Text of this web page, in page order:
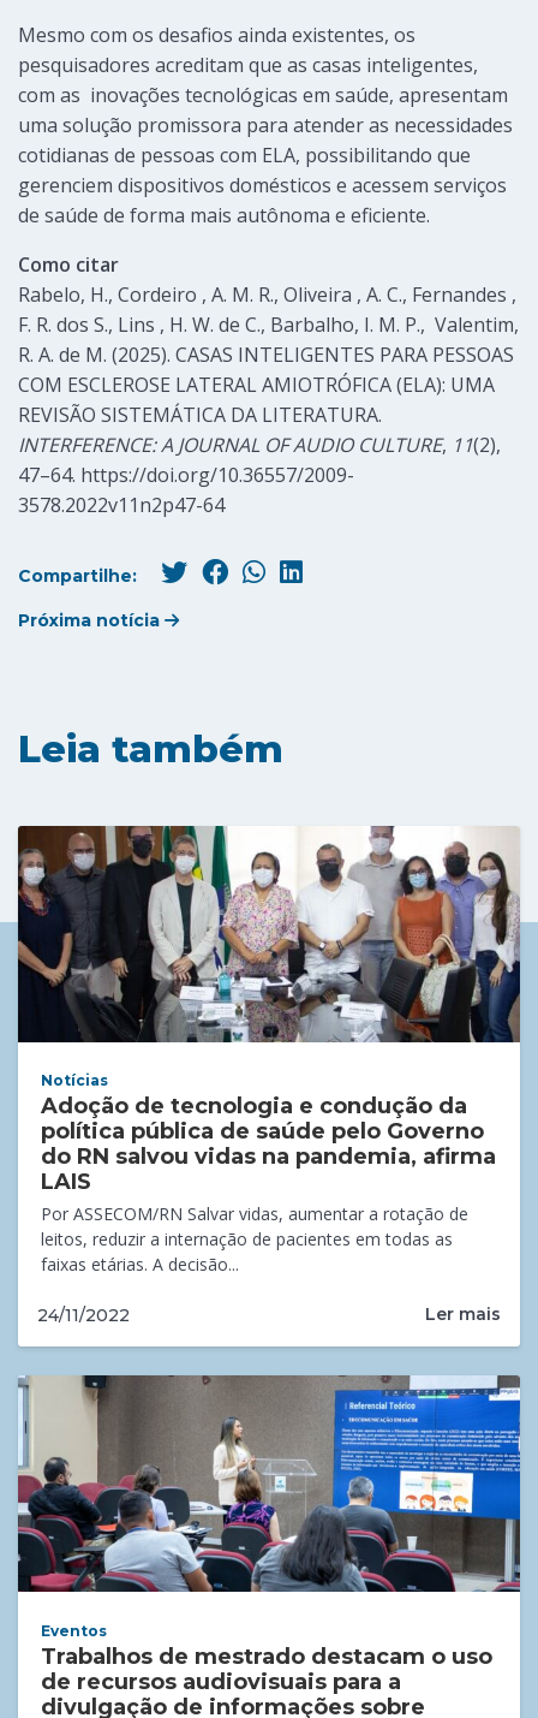
Mesmo com os desafios ainda existentes, os
pesquisadores acreditam que as casas inteligentes,
com as inovações tecnológicas em saúde, apresentam
uma solução promissora para atender as necessidades
cotidianas de pessoas com ELA, possibilitando que
gerenciem dispositivos domésticos e acessem serviços
de saúde de forma mais autônoma e eficiente.
Como citar
Rabelo, H., Cordeiro , A. M. R., Oliveira , A. C., Fernandes ,
F. R. dos S., Lins , H. W. de C., Barbalho, I. M. P., Valentim,
R. A. de M. (2025). CASAS INTELIGENTES PARA PESSOAS
COM ESCLEROSE LATERAL AMIOTRÓFICA (ELA): UMA
REVISÃO SISTEMÁTICA DA LITERATURA.
INTERFERENCE: A JOURNAL OF AUDIO CULTURE, 11(2),
47–64. https://doi.org/10.36557/2009-
3578.2022v11n2p47-64
Compartilhe:
Próxima notícia
Leia também
Notícias
Adoção de tecnologia e condução da
política pública de saúde pelo Governo
do RN salvou vidas na pandemia, afirma
LAIS
Por ASSECOM/RN Salvar vidas, aumentar a rotação de
leitos, reduzir a internação de pacientes em todas as
faixas etárias. A decisão...
24/11/2022 Ler mais
Eventos
Trabalhos de mestrado destacam o uso
de recursos audiovisuais para a
divulgação de informações sobre